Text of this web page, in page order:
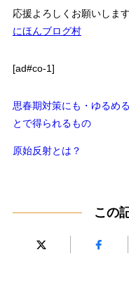
応援よろしくお願いします
にほんブログ村
[ad#co-1]
思春期対策にも・ゆるめ
とで得られるもの
原始反射とは？
この